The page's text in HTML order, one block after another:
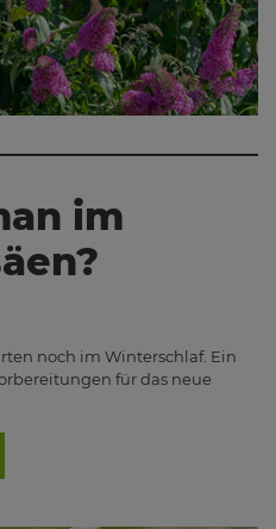
im
noch im Winterschlaf. Ein
für das neue